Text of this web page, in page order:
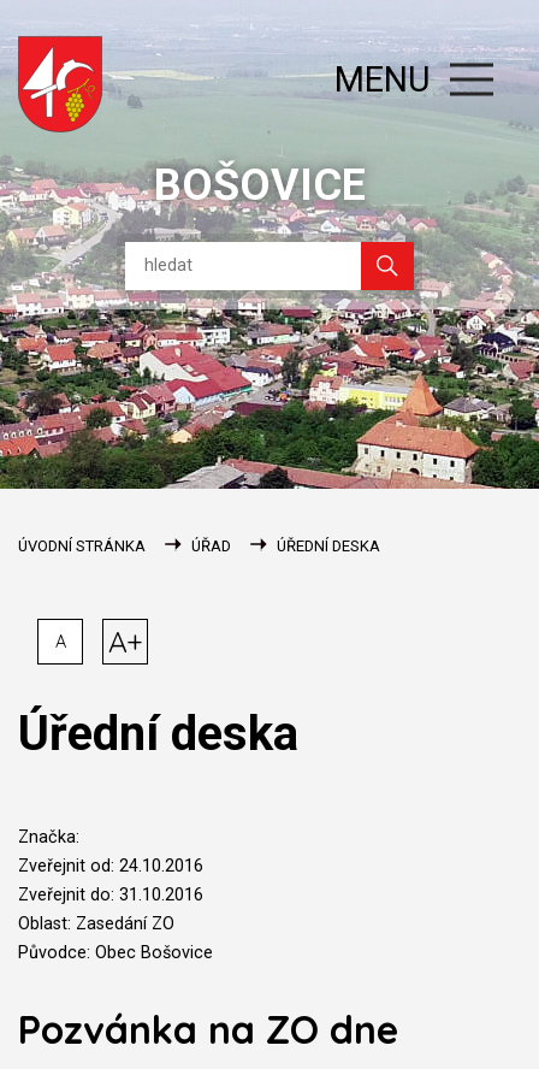
BOŠOVICE
MENU
ÚVODNÍ STRÁNKA ÚŘAD ÚŘEDNÍ DESKA
A A+
Úřední deska
Značka:
Zveřejnit od: 24.10.2016
Zveřejnit do: 31.10.2016
Oblast: Zasedání ZO
Původce: Obec Bošovice
Pozvánka na ZO dne